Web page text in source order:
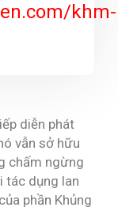
khm-
diễn phát
vẫn sở hữu
chấm ngừng
tác dụng lan
phần Khủng